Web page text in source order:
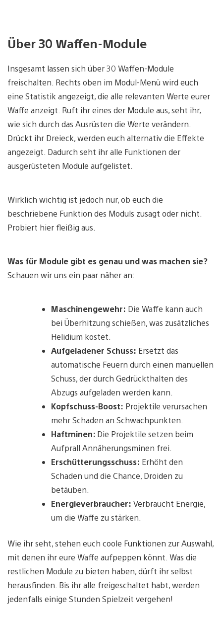
Über 30 Waffen-Module
Insgesamt lassen sich über 30 Waffen-Module
freischalten. Rechts oben im Modul-Menü wird euch
eine Statistik angezeigt, die alle relevanten Werte eurer
Waffe anzeigt. Ruft ihr eines der Module aus, seht ihr,
wie sich durch das Ausrüsten die Werte verändern.
Drückt ihr Dreieck, werden euch alternativ die Effekte
angezeigt. Dadurch seht ihr alle Funktionen der
ausgerüsteten Module aufgelistet.
Wirklich wichtig ist jedoch nur, ob euch die
beschriebene Funktion des Moduls zusagt oder nicht.
Probiert hier fleißig aus.
Was für Module gibt es genau und was machen sie?
Schauen wir uns ein paar näher an:
Maschinengewehr: Die Waffe kann auch
bei Überhitzung schießen, was zusätzliches
Helidium kostet.
Aufgeladener Schuss: Ersetzt das
automatische Feuern durch einen manuellen
Schuss, der durch Gedrückthalten des
Abzugs aufgeladen werden kann.
Kopfschuss-Boost: Projektile verursachen
mehr Schaden an Schwachpunkten.
Haftminen: Die Projektile setzen beim
Aufprall Annäherungsminen frei.
Erschütterungsschuss: Erhöht den
Schaden und die Chance, Droiden zu
betäuben.
Energieverbraucher: Verbraucht Energie,
um die Waffe zu stärken.
Wie ihr seht, stehen euch coole Funktionen zur Auswahl,
mit denen ihr eure Waffe aufpeppen könnt. Was die
restlichen Module zu bieten haben, dürft ihr selbst
herausfinden. Bis ihr alle freigeschaltet habt, werden
jedenfalls einige Stunden Spielzeit vergehen!